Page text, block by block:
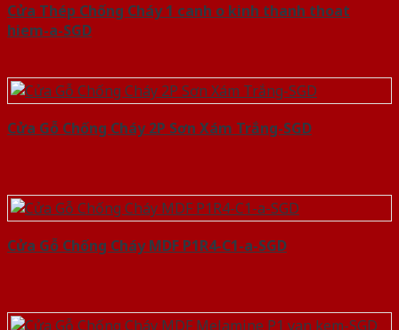
Cửa Thép Chống Cháy 1 canh o kinh thanh thoat
hiem-a-SGD
Cửa Gỗ Chống Cháy 2P Sơn Xám Trắng-SGD
Cửa Gỗ Chống Cháy MDF P1R4-C1-a-SGD